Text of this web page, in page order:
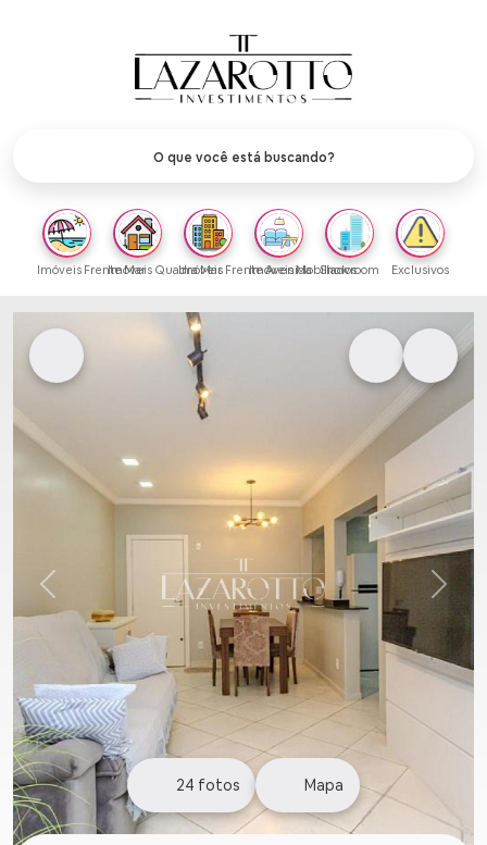
Imóveis Frente MarImóveis Quadra MarImóveis Frente Avenida
Imóveis Mobiliados
Showroom Exclusivos
24 fotos Mapa